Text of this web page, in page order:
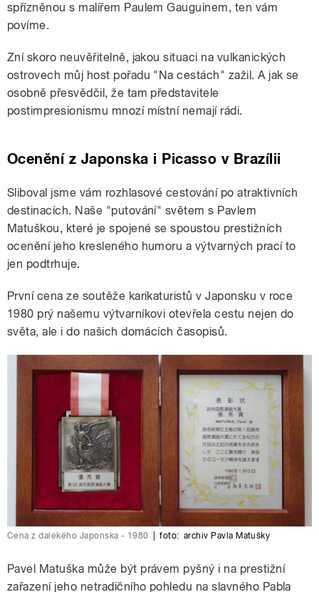
spřízněnou s malířem Paulem Gauguinem, ten vám
povíme.
Zní skoro neuvěřitelně, jakou situaci na vulkanických
ostrovech můj host pořadu "Na cestách" zažil. A jak se
osobně přesvědčil, že tam představitele
postimpresionismu mnozí místní nemají rádi.
Ocenění z Japonska i Picasso v Brazílii
Sliboval jsme vám rozhlasové cestování po atraktivních
destinacích. Naše "putování" světem s Pavlem
Matuškou, které je spojené se spoustou prestižních
ocenění jeho kresleného humoru a výtvarných prací to
jen podtrhuje.
První cena ze soutěže karikaturistů v Japonsku v roce
1980 prý našemu výtvarníkovi otevřela cestu nejen do
světa, ale i do našich domácích časopisů.
Cena z dalekého Japonska - 1980 foto: archiv Pavla Matušky
Pavel Matuška může být právem pyšný i na prestižní
zařazení jeho netradičního pohledu na slavného Pabla